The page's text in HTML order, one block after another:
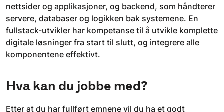
nettsider og applikasjoner, og backend, som håndterer
servere, databaser og logikken bak systemene. En
fullstack-utvikler har kompetanse til å utvikle komplette
digitale løsninger fra start til slutt, og integrere alle
komponentene effektivt.
Hva kan du jobbe med?
Etter at du har fullført emnene vil du ha et godt